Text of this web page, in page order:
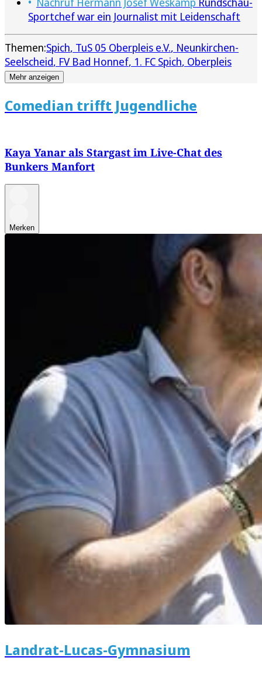
Sportchef war ein Journalist mit Leidenschaft
Themen:Spich TuS 05 Oberpleis e.V. Neunkirchen-
Seelscheid FV Bad Honnef 1. FC Spich Oberpleis
Mehr anzeigen
Comedian trifft Jugendliche
Kaya Yanar als Stargast im Live-Chat des
Bunkers Manfort
Merken
Landrat-Lucas-Gymnasium